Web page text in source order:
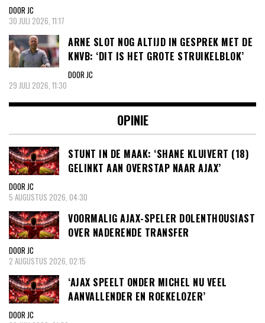
DOOR JC
30 JULI 2026, 11:17
ARNE SLOT NOG ALTIJD IN GESPREK MET DE
KNVB: ‘DIT IS HET GROTE STRUIKELBLOK’
DOOR JC
29 JULI 2026, 11:30
OPINIE
STUNT IN DE MAAK: ‘SHANE KLUIVERT (18)
GELINKT AAN OVERSTAP NAAR AJAX’
DOOR JC
5 AUGUSTUS 2026, 04:30
VOORMALIG AJAX-SPELER DOLENTHOUSIAST
OVER NADERENDE TRANSFER
DOOR JC
2 AUGUSTUS 2026, 02:15
‘AJAX SPEELT ONDER MICHEL NU VEEL
AANVALLENDER EN ROEKELOZER’
DOOR JC